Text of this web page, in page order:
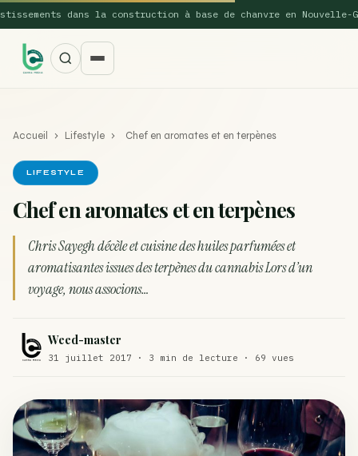
dans la construction à base de chanvre en Nouvelle-
Une nouvelle étude montre que la vaporisation du
ACTU
Recette : Préparation du beurre de Marrakech
Étude : L’extrait de cannabis, un traitement efficace
contre les maux de dos…
ACTU
Accueil › Lifestyle › Chef en aromates et en terpènes
LIFESTYLE
Chef en aromates et en terpènes
Chris Sayegh décèle et cuisine des huiles parfumées et
aromatisantes issues des terpènes du cannabis Lors d’un
voyage, nous associons…
Weed-master
31 juillet 2017 · 3 min de lecture · 69 vues